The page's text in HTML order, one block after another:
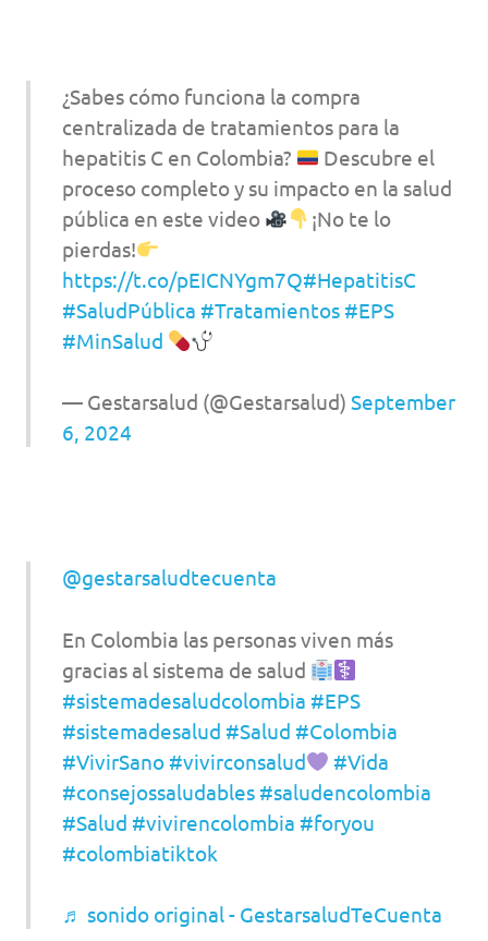
¿Sabes cómo funciona la compra
centralizada de tratamientos para la
hepatitis C en Colombia?
Descubre el
proceso completo y su impacto en la salud
pública en este video
¡No te lo
pierdas!
https://t.co/pEICNYgm7Q#HepatitisC
#SaludPública #Tratamientos #EPS
#MinSalud
— Gestarsalud (@Gestarsalud) September
6, 2024
@gestarsaludtecuenta
En Colombia las personas viven más
gracias al sistema de salud
#sistemadesaludcolombia #EPS
#sistemadesalud #Salud #Colombia
#VivirSano #vivirconsalud
#Vida
#consejossaludables #saludencolombia
#Salud #vivirencolombia #foryou
#colombiatiktok
♬ sonido original - GestarsaludTeCuenta